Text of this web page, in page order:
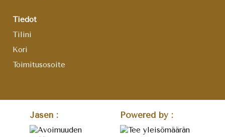
Tiedot
Tilini
Kori
Toimitusosoite
Jäsen : Powered by :